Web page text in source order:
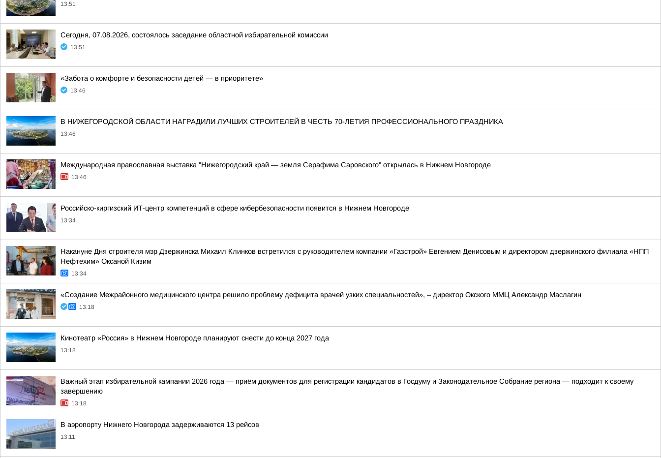
13:51
Сегодня, 07.08.2026, состоялось заседание областной избирательной комиссии
13:51
«Забота о комфорте и безопасности детей — в приоритете»
13:46
В НИЖЕГОРОДСКОЙ ОБЛАСТИ НАГРАДИЛИ ЛУЧШИХ СТРОИТЕЛЕЙ В ЧЕСТЬ 70-ЛЕТИЯ ПРОФЕССИОНАЛЬНОГО ПРАЗДНИКА
13:46
Международная православная выставка "Нижегородский край — земля Серафима Саровского" открылась в Нижнем Новгороде
13:46
Российско-киргизский ИТ-центр компетенций в сфере кибербезопасности появится в Нижнем Новгороде
13:34
Накануне Дня строителя мэр Дзержинска Михаил Клинков встретился с руководителем компании «Газстрой» Евгением Денисовым и директором дзержинского филиала «НПП
Нефтехим» Оксаной Кизим
13:34
«Создание Межрайонного медицинского центра решило проблему дефицита врачей узких специальностей», – директор Окского ММЦ Александр Маслагин
13:18
Кинотеатр «Россия» в Нижнем Новгороде планируют снести до конца 2027 года
13:18
Важный этап избирательной кампании 2026 года — приём документов для регистрации кандидатов в Госдуму и Законодательное Собрание региона — подходит к своему
завершению
13:18
В аэропорту Нижнего Новгорода задерживаются 13 рейсов
13:11